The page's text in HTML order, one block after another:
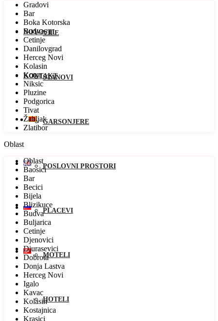
VILE
STANOVI
GARSONJERE
POSLOVNI PROSTORI
PLACEVI
MOTELI
HOTELI
NOVOSTI
KONTAKT
Gradovi
Bar
Boka Kotorska
Budva
Cetinje
Danilovgrad
Herceg Novi
Kolasin
Kotor
Niksic
Pluzine
Podgorica
Tivat
Žabljak
Zlatibor
Oblast
Oblast
Baosici
Bar
Becici
Bijela
Blizikuce
Budva
Buljarica
Cetinje
Djenovici
Djurasevici
Dobrota
Donja Lastva
Herceg Novi
Igalo
Kavac
Kolasin
Kostajnica
Krasici